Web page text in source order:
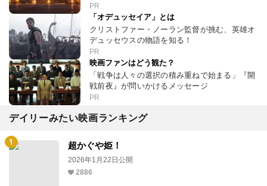
PR
「オデュッセイア」とは
クリストファー・ノーラン監督が挑む、英雄オ
デュッセウスの物語を知る！
PR
映画ファンはどう観た？
「戦争は人々の選択の積み重ねで始まる」『開
戦前夜』が問いかけるメッセージ
PR
デイリーみたい映画ランキング
超かぐや姫！
2026年1月22日公開
2886